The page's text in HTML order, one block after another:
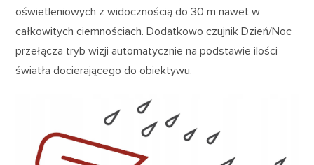
oświetleniowych z widocznością do 30 m nawet w
całkowitych ciemnościach. Dodatkowo czujnik Dzień/Noc
przełącza tryb wizji automatycznie na podstawie ilości
światła docierającego do obiektywu.